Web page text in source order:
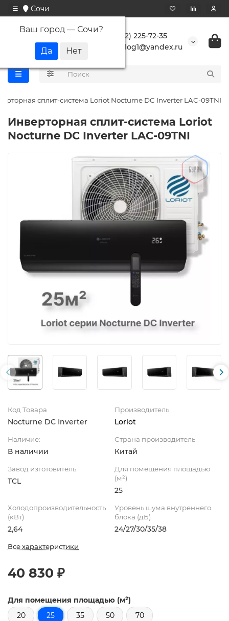
Сочи
Ваш город — Сочи?
+7 (862) 225-72-35
buranlog1@yandex.ru
сплит-система Loriot Nocturne DC Inverter LAC-09TNI
Инверторная сплит-система Loriot
Nocturne DC Inverter LAC-09TNI
Код Товара
Nocturne DC Inverter
Производитель
Loriot
Наличие:
В наличии
Страна производитель
Китай
Завод изготовитель
TCL
Для помещения площадью
(м²)
25
Холодопроизводительность
(кВт)
2,64
Уровень шума внутреннего
блока (дБ)
24/27/30/35/38
Все характеристики
40 830 ₽
Для помещения площадью (м²)
20
25 35 50 70